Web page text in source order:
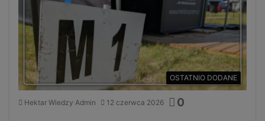
OSTATNIO DODANE
Hektar Wiedzy Admin 12 czerwca 2026 0